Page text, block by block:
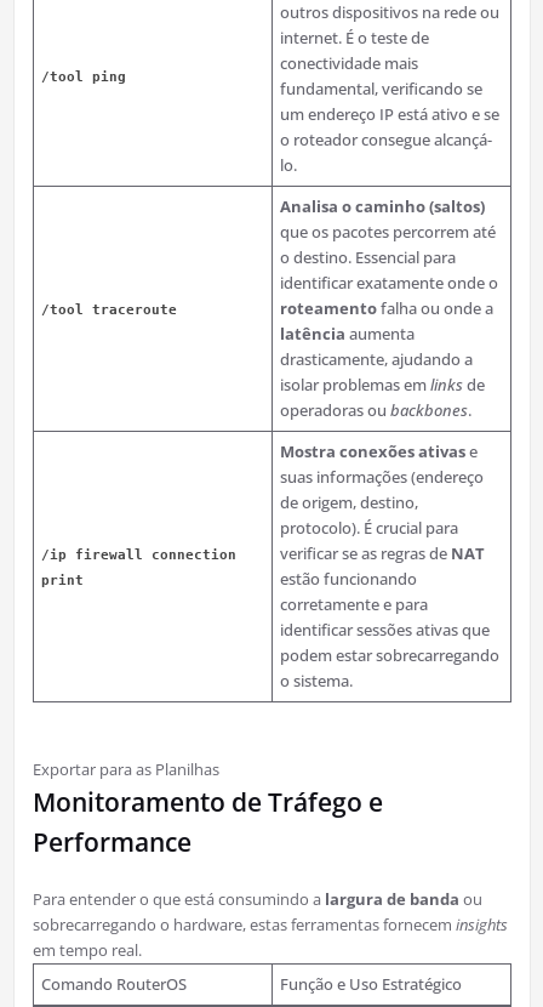
/tool ping
outros dispositivos na rede ou
internet. É o teste de
conectividade mais
fundamental, verificando se
um endereço IP está ativo e se
o roteador consegue alcançá-
lo.
/tool traceroute
Analisa o caminho (saltos)
que os pacotes percorrem até
o destino. Essencial para
identificar exatamente onde o
roteamentofalha ou onde a
latência aumenta
drasticamente, ajudando a
isolar problemas emlinksde
operadoras oubackbones.
/ip firewall connection
print
Mostra conexões ativase
suas informações (endereço
de origem, destino,
protocolo). É crucial para
verificar se as regras de NAT
estão funcionando
corretamente e para
identificar sessões ativas que
podem estar sobrecarregando
o sistema.
Exportar para as Planilhas
Monitoramento de Tráfego e
Performance
Para entender o que está consumindo a largura de banda ou
sobrecarregando o hardware, estas ferramentas fornecem insights
em tempo real.
Comando RouterOS
Função e Uso Estratégico